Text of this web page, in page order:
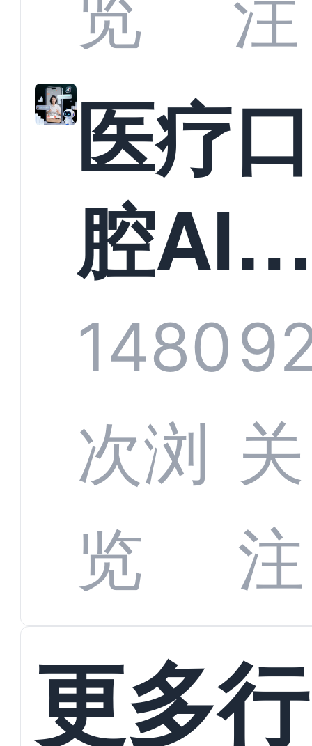
准？
教育机
构实现
规模化
增长与
数字化
蜕变
览
注
医疗口
腔AI
服系统
全渠道
数据对
接
1480
次浏
览
关
注
更多行